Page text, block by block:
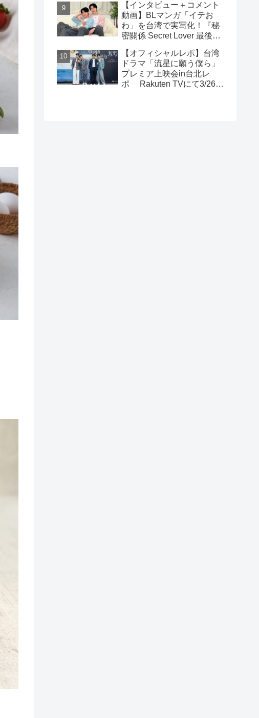
ー・モンシュエン（初孟
軒） インタビュー！サイン
入りチェキ読プレも
【インタビュー＋コメント
動画】BLマンガ「イテお
わ」を台湾で実写化！『秘
密關係 Secret Lover 最後の
豪）＆Chance（成晞）イン
タビュー 12月26日(金)よ
りシネマート新宿ほか全国
公開！
【オフィシャルレポ】台湾
ドラマ「流星に願う僕ら」
プレミア上映会in台北レ
ポ Rakuten TVにて3/26～